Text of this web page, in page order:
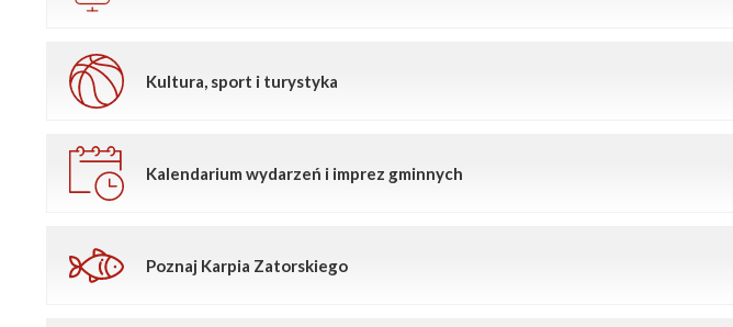
Kultura, sport i turystyka
Kalendarium wydarzeń i imprez gminnych
Poznaj Karpia Zatorskiego